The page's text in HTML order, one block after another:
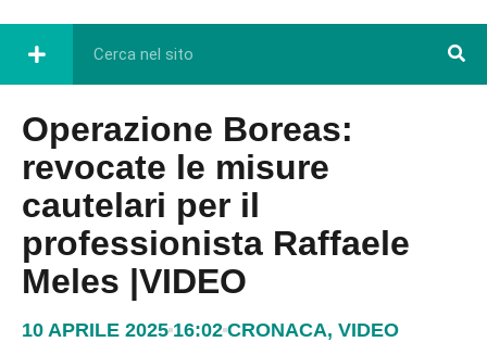
Operazione Boreas:
revocate le misure
cautelari per il
professionista Raffaele
Meles |VIDEO
10 APRILE 2025 16:02 CRONACA, VIDEO